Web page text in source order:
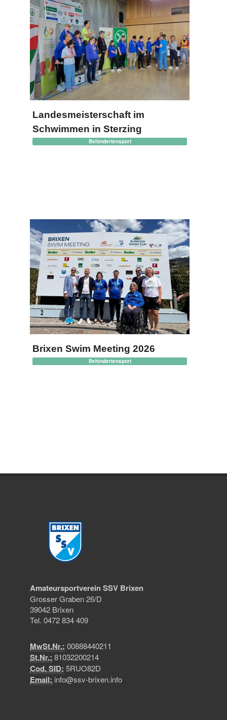
Landesmeisterschaft im
Schwimmen in Sterzing
Behindertensport
Brixen Swim Meeting 2026
Behindertensport
Amateursportverein SSV Brixen
Grosser Graben 26/D
39042 Brixen
Tel. 0472 834 409
MwSt.Nr.: 00888440211
St.Nr.: 81032200214
Cod. SID: 5RUO82D
Email: info@ssv-brixen.info